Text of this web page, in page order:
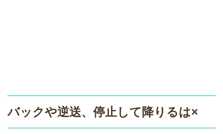
バックや逆送、停止して降りるは×